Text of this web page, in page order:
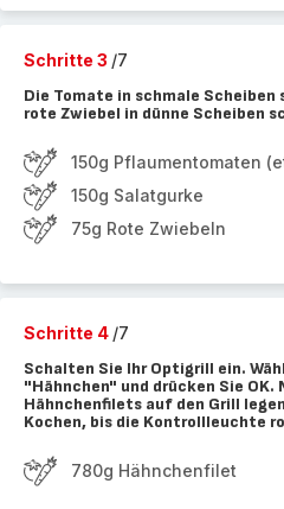
Schritte 3 /7
Die Tomate in schmale Scheiben
rote Zwiebel in dünne Scheiben
150g Pflaumentomaten
150g Salatgurke
75g Rote Zwiebeln
Schritte 4 /7
Schalten Sie Ihr Optigrill ein.
"Hähnchen" und drücken Sie OK.
Hähnchenfilets auf den Grill
Kochen, bis die Kontrollleuchte
780g Hähnchenfilet